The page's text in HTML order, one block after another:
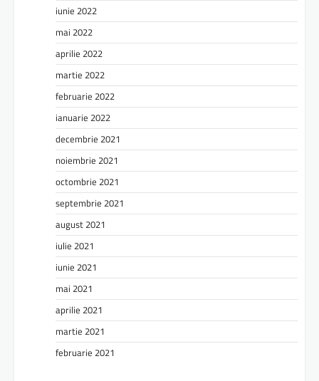
iunie 2022
mai 2022
aprilie 2022
martie 2022
februarie 2022
ianuarie 2022
decembrie 2021
noiembrie 2021
octombrie 2021
septembrie 2021
august 2021
iulie 2021
iunie 2021
mai 2021
aprilie 2021
martie 2021
februarie 2021